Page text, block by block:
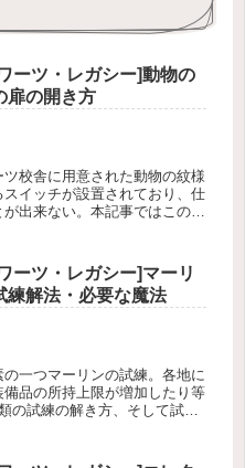
ーツ・レガシー]動物の
扉の開き方
校舎に用意された動物の紋様
イッチが設置されており、仕
出来ない。本記事ではこの仕
ーツ・レガシー]マーリ
練解法・必要な魔法
一つマーリンの試練。各地に
品の所持上限が増加したり等
の試練の解き方、そして試練